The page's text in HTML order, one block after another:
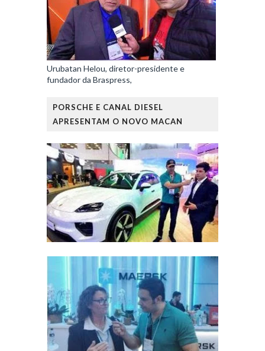
Urubatan Helou, diretor-presidente e
fundador da Braspress,
PORSCHE E CANAL DIESEL
APRESENTAM O NOVO MACAN